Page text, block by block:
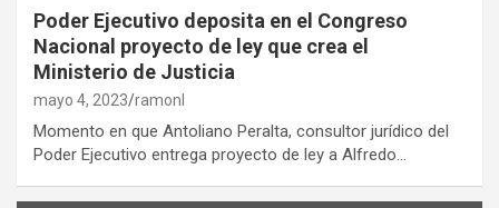
Poder Ejecutivo deposita en el Congreso
Nacional proyecto de ley que crea el
Ministerio de Justicia
mayo 4, 2023 ramonl
Momento en que Antoliano Peralta, consultor jurídico del
Poder Ejecutivo entrega proyecto de ley a Alfredo…